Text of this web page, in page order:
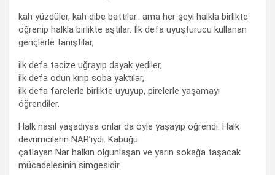
kah yüzdüler, kah dibe battılar.. ama her şeyi halkla birlikte
öğrenip halkla birlikte aştılar. İlk defa uyuşturucu kullanan
gençlerle tanıştılar,
ilk defa tacize uğrayıp dayak yediler,
ilk defa odun kırıp soba yaktılar,
ilk defa farelerle birlikte uyuyup, pirelerle yaşamayı
öğrendiler.
Halk nasıl yaşadıysa onlar da öyle yaşayıp öğrendi. Halk
devrimcilerin NAR’ıydı. Kabuğu
çatlayan Nar halkın olgunlaşan ve yarın sokağa taşacak
mücadelesinin simgesidir.